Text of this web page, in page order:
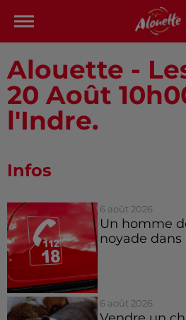
Alouette -
20 Août
l'Indre.
Infos
6 août 2026
Un homme
noyade dans
6 août 2026